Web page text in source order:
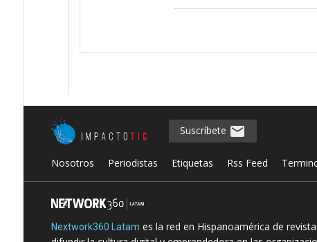
Suscríbete
Nosotros Periodistas Etiquetas Rss Feed
Nextwork360 Latam es la red en Hispanoamérica de